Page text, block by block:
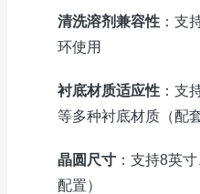
清洗溶剂兼容性 ：支
环使用
衬底材质适应性 ：支
等多种衬底材质（配
晶圆尺寸 ：支持8英
配置）